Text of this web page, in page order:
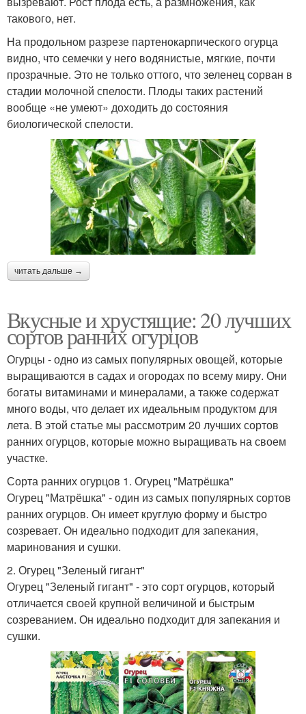
такового, нет.
На продольном разрезе партенокарпического огурца
видно, что семечки у него водянистые, мягкие, почти
прозрачные. Это не только оттого, что зеленец сорван в
стадии молочной спелости. Плоды таких растений
вообще «не умеют» доходить до состояния
биологической спелости.
читать дальше →
Вкусные и хрустящие: 20 лучших
сортов ранних огурцов
Огурцы - одно из самых популярных овощей, которые
выращиваются в садах и огородах по всему миру. Они
богаты витаминами и минералами, а также содержат
много воды, что делает их идеальным продуктом для
лета. В этой статье мы рассмотрим 20 лучших сортов
ранних огурцов, которые можно выращивать на своем
участке.
Сорта ранних огурцов 1. Огурец "Матрёшка"
Огурец "Матрёшка" - один из самых популярных сортов
ранних огурцов. Он имеет круглую форму и быстро
созревает. Он идеально подходит для запекания,
маринования и сушки.
2. Огурец "Зеленый гигант"
Огурец "Зеленый гигант" - это сорт огурцов, который
отличается своей крупной величиной и быстрым
созреванием. Он идеально подходит для запекания и
сушки.